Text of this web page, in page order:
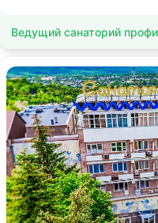
Ведущий санаторий